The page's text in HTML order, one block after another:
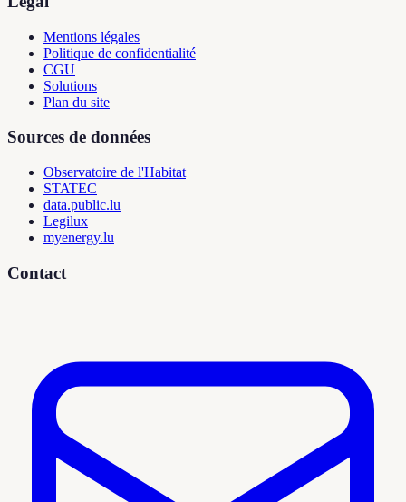
Mentions légales
Politique de confidentialité
CGU
Solutions
Plan du site
Sources de données
Observatoire de l'Habitat
STATEC
data.public.lu
Legilux
myenergy.lu
Contact